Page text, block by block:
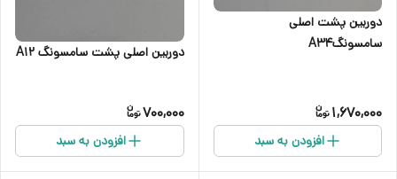
دوربین پشت اصلی
سامسونگA34
1,670,000
افزودن به سبد
دوربین اصلی پشت سامسونگ A12
700,000
افزودن به سبد